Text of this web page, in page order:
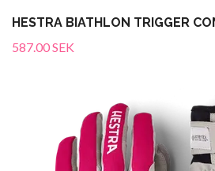
HESTRA BIATHLON TRIGGER
587.00 SEK